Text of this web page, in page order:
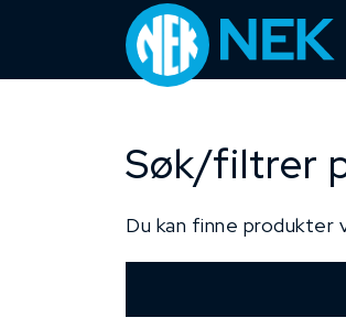
Søk/filtrer
Du kan finne produkter